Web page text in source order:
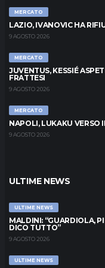
MERCATO
LAZIO, IVANOVIC HA
9 AGOSTO 2026
MERCATO
JUVENTUS, KESSIÉ
FRATTESI
9 AGOSTO 2026
MERCATO
NAPOLI, LUKAKU VERSO
9 AGOSTO 2026
ULTIME NEWS
ULTIME NEWS
MALDINI: “GUARDIOLA,
DICO TUTTO”
9 AGOSTO 2026
ULTIME NEWS